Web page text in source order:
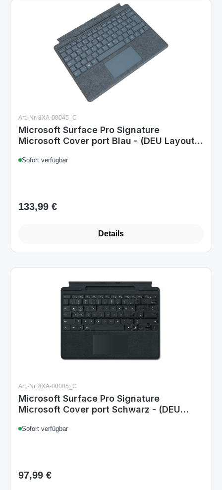
Art.-Nr. 8XA-00045_C
Microsoft Surface Pro Signature
Microsoft Cover port Blau - (DEU Layout -
Sofort verfügbar
Regulärer Preis:
133,99 €
Details
Art.-Nr. 8XA-00005_C
Microsoft Surface Pro Signature
Microsoft Cover port Schwarz - (DEU
Sofort verfügbar
Regulärer Preis:
97,99 €